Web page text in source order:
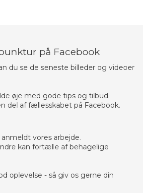
på Facebook
du se de seneste billeder og videoer
øje med gode tips og tilbud.
del af fællesskabet på Facebook.
vores arbejde.
kan fortælle af behagelige
oplevelse - så giv os gerne din